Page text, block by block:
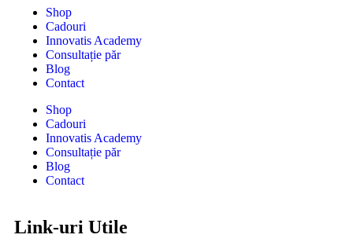
Shop
Cadouri
Innovatis Academy
Consultație păr
Blog
Contact
Shop
Cadouri
Innovatis Academy
Consultație păr
Blog
Contact
Link-uri Utile